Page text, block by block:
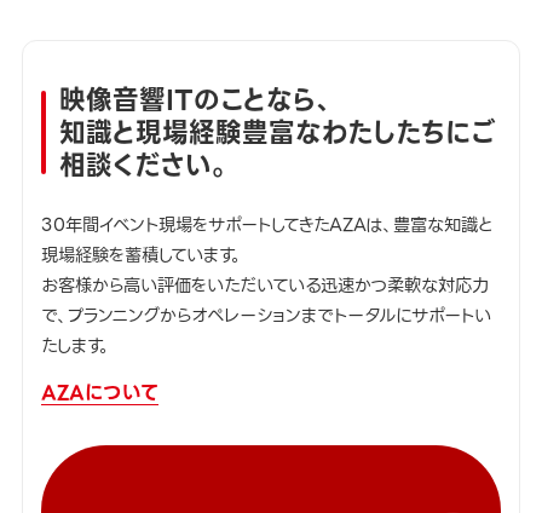
映像音響ITのことなら、
知識と現場経験豊富なわたしたちにご
相談ください。
30年間イベント現場をサポートしてきたAZAは、豊富な知識と
現場経験を蓄積しています。
お客様から高い評価をいただいている迅速かつ柔軟な対応力
で、プランニングからオペレーションまでトータルにサポートい
たします。
AZAについて